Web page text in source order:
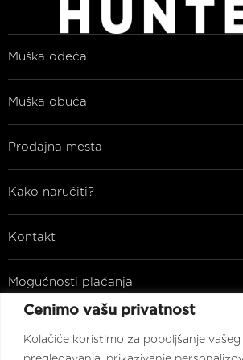
Cenimo vašu privatnost
Kolačiće koristimo za poboljšanje
Muška odeća
Muška obuća
Prodajna mesta
Kako naručiti?
Kontakt
Mogućnosti plaćanja